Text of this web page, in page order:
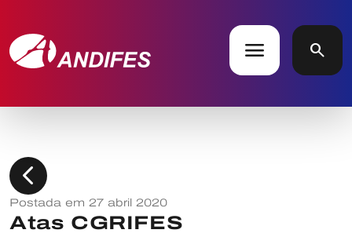
menu search
chevron_left
Postada em 27 abril 2020
Atas CGRIFES